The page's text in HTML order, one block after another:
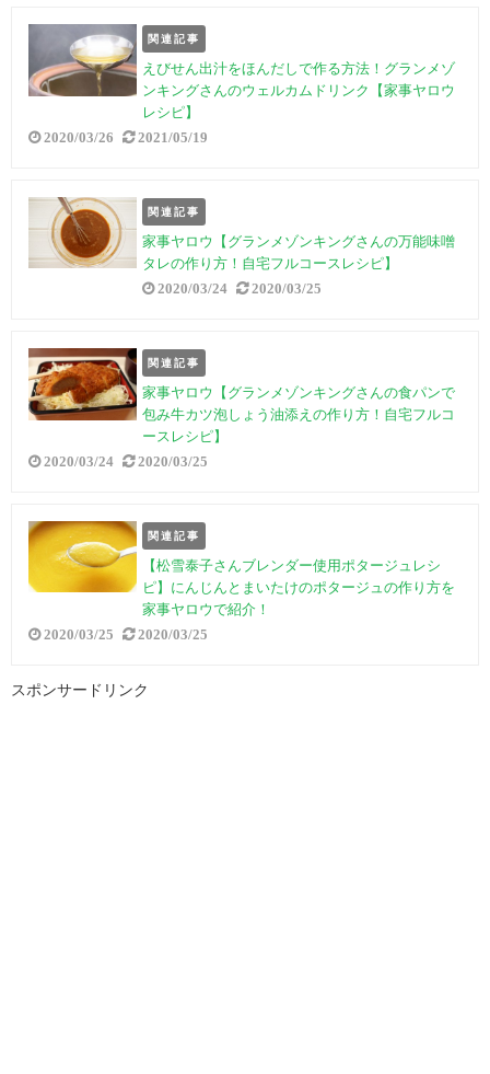
関連記事
えびせん出汁をほんだしで作る方法！グランメゾ
ンキングさんのウェルカムドリンク【家事ヤロウ
レシピ】
2020/03/26 2021/05/19
関連記事
家事ヤロウ【グランメゾンキングさんの万能味噌
タレの作り方！自宅フルコースレシピ】
2020/03/24 2020/03/25
関連記事
家事ヤロウ【グランメゾンキングさんの食パンで
包み牛カツ泡しょう油添えの作り方！自宅フルコ
ースレシピ】
2020/03/24 2020/03/25
関連記事
【松雪泰子さんブレンダー使用ポタージュレシ
ピ】にんじんとまいたけのポタージュの作り方を
家事ヤロウで紹介！
2020/03/25 2020/03/25
スポンサードリンク